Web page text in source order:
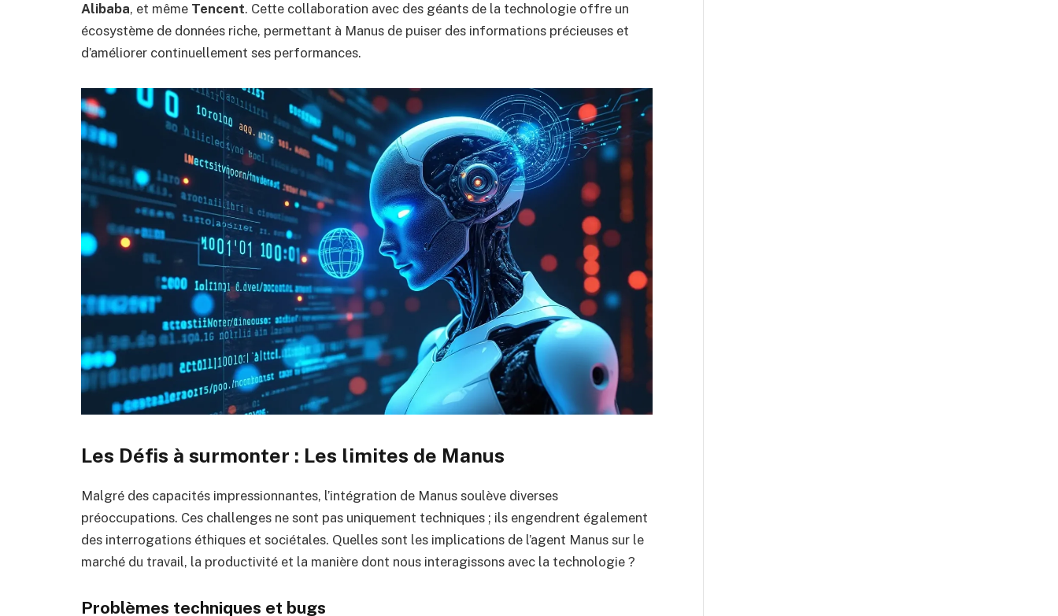
Alibaba, et même Tencent. Cette collaboration avec des géants de la technologie offre un
écosystème de données riche, permettant à Manus de puiser des informations précieuses et
d’améliorer continuellement ses performances.
Les Défis à surmonter : Les limites de Manus
Malgré des capacités impressionnantes, l’intégration de Manus soulève diverses
préoccupations. Ces challenges ne sont pas uniquement techniques ; ils engendrent également
des interrogations éthiques et sociétales. Quelles sont les implications de l’agent Manus sur le
marché du travail, la productivité et la manière dont nous interagissons avec la technologie ?
Problèmes techniques et bugs